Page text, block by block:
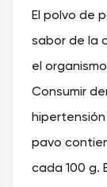
El polvo de
sabor de la
el
Consumir
pavo
cada 100 g.